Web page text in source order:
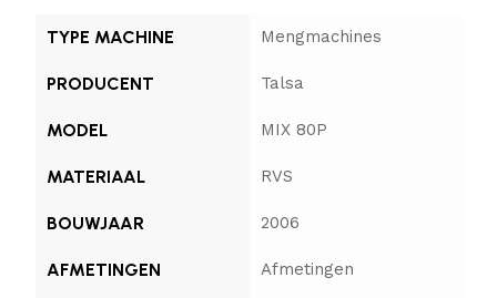
TYPE MACHINE Mengmachines
PRODUCENT Talsa
MODEL MIX 80P
MATERIAAL RVS
BOUWJAAR 2006
AFMETINGEN Afmetingen